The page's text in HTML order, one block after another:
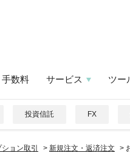
手数料 サービス ツー
投資信託 FX
ョン取引 > 新規注文・返済注文 >